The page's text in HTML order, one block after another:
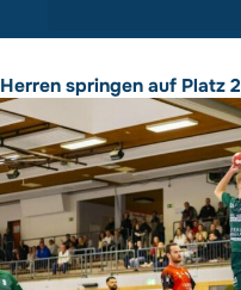
Herren springen auf Platz 2